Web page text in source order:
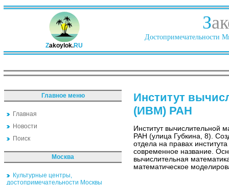
Zakoylok.RU
З
Достопримечательности
Главное меню
Главная
Новости
Поиск
Москва
Культурные центры,
достопримечательности Москвы
Институт
(ИВМ) РАН
Институт вычислительной
РАН (улица Губкина, 8).
отдела на правах
современное название.
вычислительная
математическое